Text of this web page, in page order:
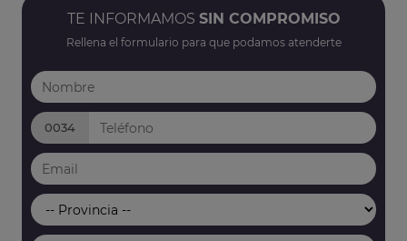
TE INFORMAMOS SIN COMPROMISO
Rellena el formulario para que podamos atenderte
0034